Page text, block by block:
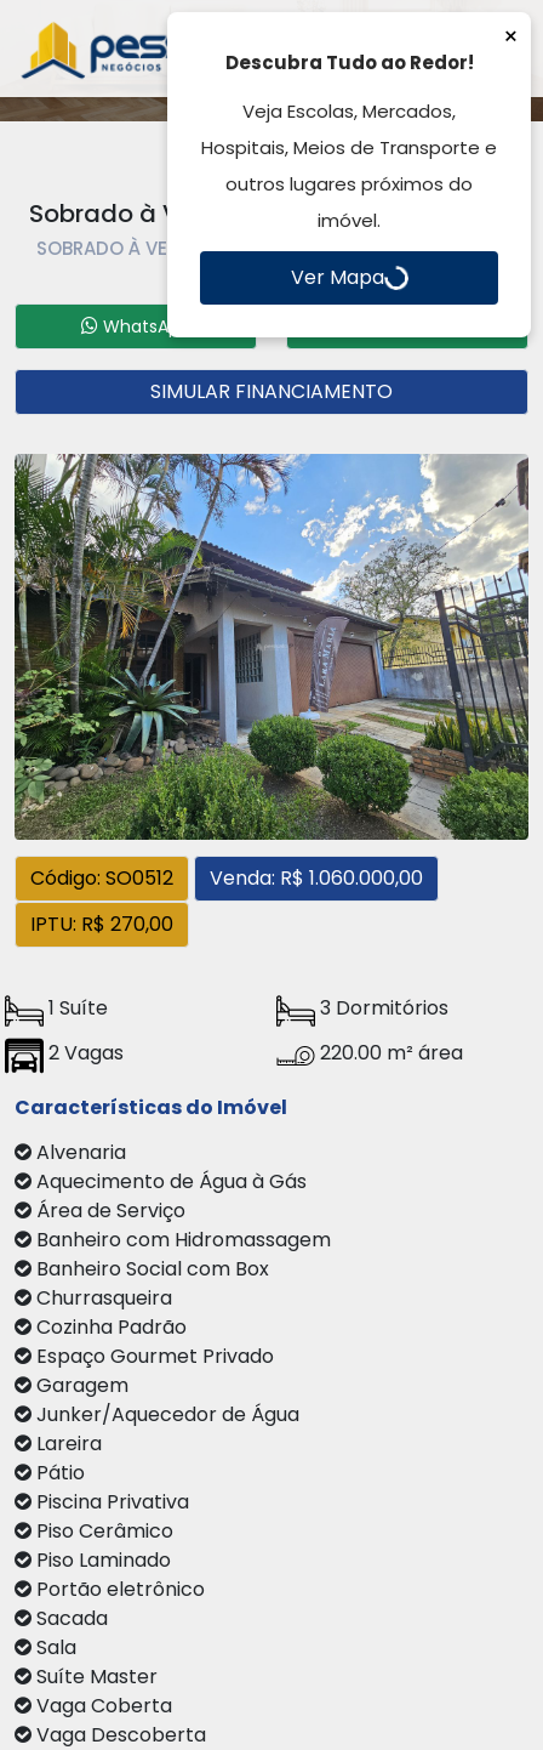
Sobrado à Venda, Centro - Gravataí, RS
SOBRADO À VENDA | SOBRADO | GRAVATAÍ | CENTRO
Código: SO0512
WhatsApp
SIMULAR FINANCIAMENTO
Código: SO0512
Venda: R$ 1.060.000,00
IPTU: R$ 270,00
1 Suíte
3 Dormitórios
2 Vagas
220.00 m² área
Características do Imóvel
Alvenaria
Aquecimento de Água à Gás
Área de Serviço
Banheiro com Hidromassagem
Banheiro Social com Box
Churrasqueira
Cozinha Padrão
Espaço Gourmet Privado
Garagem
Junker/Aquecedor de Água
Lareira
Pátio
Piscina Privativa
Piso Cerâmico
Piso Laminado
Portão eletrônico
Sacada
Sala
Suíte Master
Vaga Coberta
Vaga Descoberta
×
Descubra Tudo ao Redor!
Veja Escolas, Mercados,
Hospitais, Meios de Transporte e
outros lugares próximos do
imóvel.
Ver Mapa